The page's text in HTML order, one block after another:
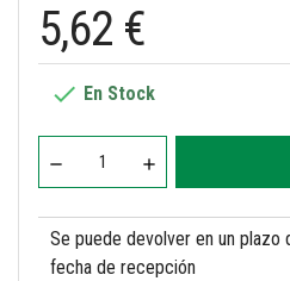
5,62 €
 En Stock
Se puede devolver en un plazo
fecha de recepción